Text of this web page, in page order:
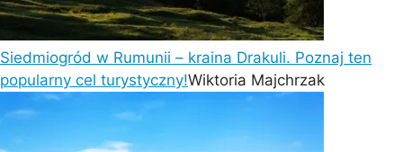
Siedmiogród w Rumunii – kraina Drakuli. Poznaj ten
popularny cel turystyczny!Wiktoria Majchrzak